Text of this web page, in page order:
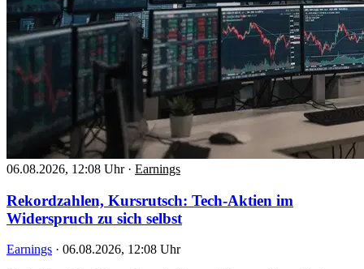
06.08.2026, 12:08 Uhr · Earnings
Rekordzahlen, Kursrutsch: Tech-Aktien im
Widerspruch zu sich selbst
Earnings · 06.08.2026, 12:08 Uhr